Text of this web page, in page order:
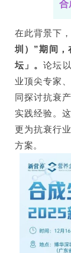
在此背景下，
圳）”期间，
坛」。论坛
业顶尖专家
同探讨抗衰
实践经验。
更为抗衰行
方案。